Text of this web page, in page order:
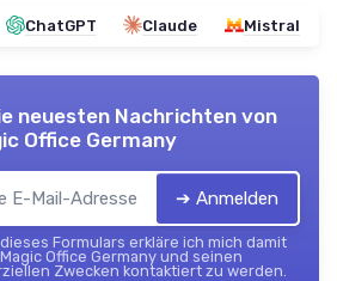
ChatGPT Claude Mistral
neuesten Nachrichten von
Office Germany
➔ Anmelden
Formulars erkläre ich mich damit
Office Germany und seinen
Zwecken kontaktiert zu werden.